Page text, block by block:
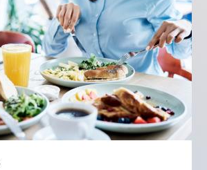
ニュース
日本オムニチャネル協会
トップページ
特集
動画
サイトマップ
お問い合わせ
在開催予定のセミナー
【8/6開催】AIエージェント時
代、日本企業は何から始めるべき